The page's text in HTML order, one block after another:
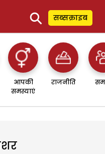
⚲ सब्सक्राइब
आपकी
समस्याएं
राजनीति